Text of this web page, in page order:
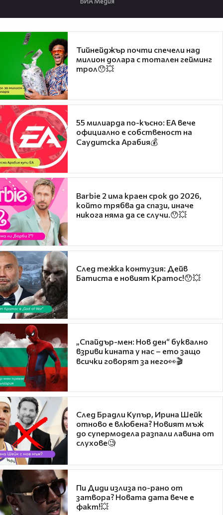
Тийнейджър почти спечели над
милион долара с тотален гейминг
трол😯💥
55 милиарда по-късно: EA вече
официално е собственост на
Саудитска Арабия💰
Barbie 2 има краен срок до 2026,
който трябва да спази, иначе
никога няма да се случи.😯💥
След тежка контузия: Дейв
Батиста е новият Кратос!😯💥
„Спайдър-мен: Нов ден“ буквално
взриви кината у нас – ето защо
всички говорят за него👀🎬
След Брадли Купър, Ирина Шейк
отново е влюбена? Новият мъж
до супермодела разпали лавина от
слухове🧐
Пи Диди излиза по-рано от
затвора? Новата дата вече е
факт!💥